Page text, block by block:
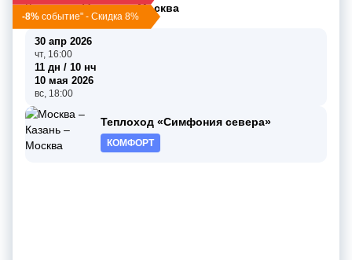
-8% событие" - Скидка 8%
Коприно–Мышкин–Москва
30 апр 2026
чт, 16:00
11 дн / 10 нч
10 мая 2026
вс, 18:00
Теплоход «Симфония севера»
КОМФОРТ